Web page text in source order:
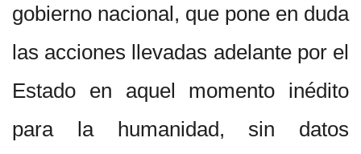
gobierno nacional, que pone en duda
las acciones llevadas adelante por el
Estado en aquel momento inédito
para la humanidad, sin datos